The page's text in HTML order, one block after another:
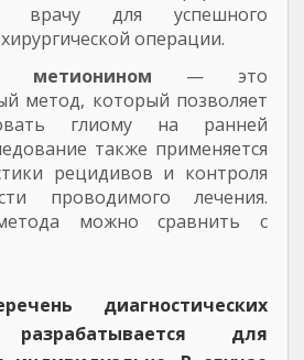
врачу для успешного
операции.
— это
метод, который позволяет
глиому на ранней
также применяется
рецидивов и контроля
проводимого лечения.
можно сравнить с
диагностических
разрабатывается для